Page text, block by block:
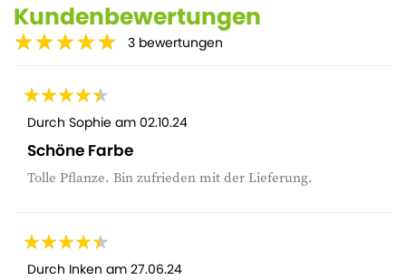
Kundenbewertungen
3 bewertungen
Durch Sophie am 02.10.24
Schöne Farbe
Tolle Pflanze. Bin zufrieden mit der Lieferung.
Durch Inken am 27.06.24